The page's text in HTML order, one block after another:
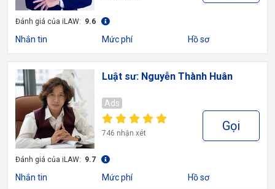
Đánh giá của iLAW: 9.6
Nhắn tin Mức phí Hồ sơ
Luật sư: Nguyễn Thành Huân
Ads
746 nhận xét Gọi
Đánh giá của iLAW: 9.7
Nhắn tin Mức phí Hồ sơ